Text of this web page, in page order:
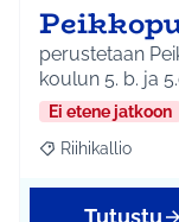
perustetaan
koulun 5. b. ja
Ei etene jatkoon
Rajaa tulokset
Riihikallio
Tutustu